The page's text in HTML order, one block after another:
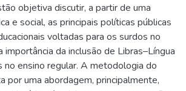
objetiva discutir, a partir de uma
e social, as principais políticas públicas
voltadas para os surdos no
importância da inclusão de Libras–Língua
no ensino regular. A metodologia do
por uma abordagem, principalmente,